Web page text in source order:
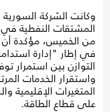
وكانت الشركة
المشتقات النفطية في
من الخميس، مؤكدة أن
في إطار "إدارة
التوازن بين استمرار
واستقرار الخدمات
المتغيرات الإقليمية
على قطاع الطاقة.